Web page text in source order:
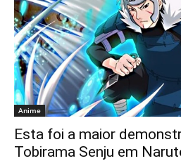
Anime
Esta foi a maior
Tobirama Senju em